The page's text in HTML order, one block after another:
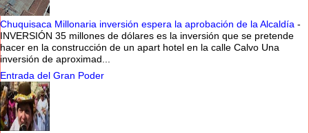
Chuquisaca Millonaria inversión espera la aprobación de la Alcaldía -
INVERSIÓN 35 millones de dólares es la inversión que se pretende
hacer en la construcción de un apart hotel en la calle Calvo Una
inversión de aproximad...
Entrada del Gran Poder